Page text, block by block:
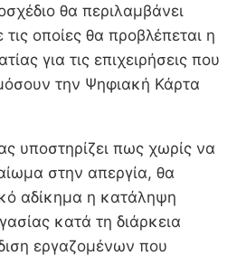
θα περιλαμβάνει
οποίες θα προβλέπεται η
για τις επιχειρήσεις που
την Ψηφιακή Κάρτα
υποστηρίζει πως χωρίς να
στην απεργία, θα
αδίκημα η κατάληψη
κατά τη διάρκεια
εργαζομένων που